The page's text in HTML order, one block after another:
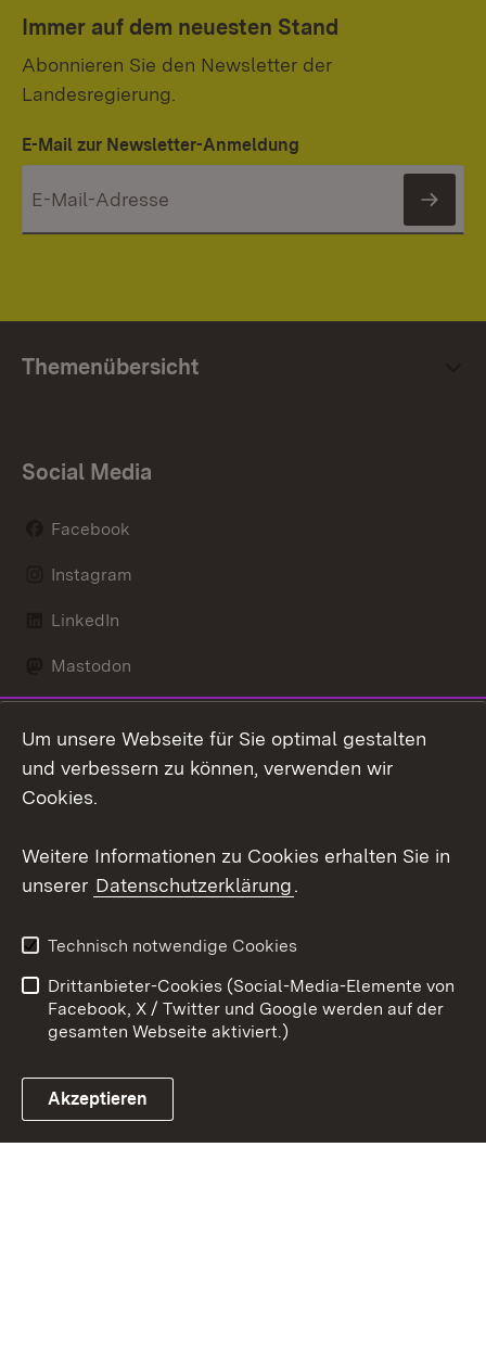
Immer auf dem neuesten Stand
Abonnieren Sie den Newsletter der
Landesregierung.
E-Mail zur Newsletter-Anmeldung
Themenübersicht
Social Media
Facebook
Instagram
LinkedIn
Mastodon
X / Twitter
Youtube
Link zum Landesportal
Kontakt
Datenschutz
Barrierefreiheit
Impressum Cookies
Um unsere Webseite für Sie optimal gestalten
und verbessern zu können, verwenden wir
Cookies.
Weitere Informationen zu Cookies erhalten Sie in
unserer Datenschutzerklärung.
Technisch notwendige Cookies
Drittanbieter-Cookies (Social-Media-Elemente von
Facebook, X / Twitter und Google werden auf der
gesamten Webseite aktiviert.)
Akzeptieren